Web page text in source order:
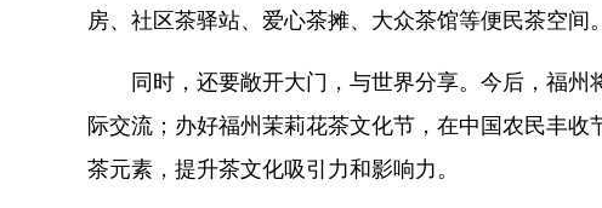
房、社区茶驿站、爱心茶摊、大众茶馆等便民茶空间。
同时，还要敞开大门，与世界分享。今后，福州
际交流；办好福州茉莉花茶文化节，在中国农民丰
茶元素，提升茶文化吸引力和影响力。